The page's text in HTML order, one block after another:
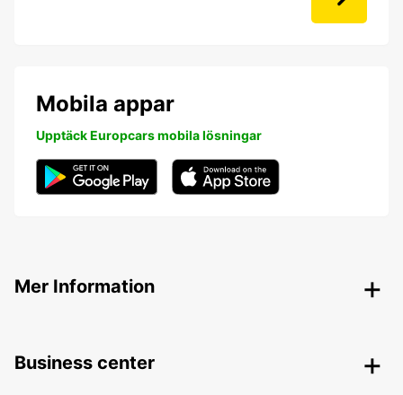
Mobila appar
Upptäck Europcars mobila lösningar
Mer Information
Business center